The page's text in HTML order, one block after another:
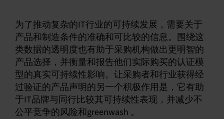
为了推动复杂的IT行业的可持续发展，需要关于
产品和制造条件的准确和可比较的信息。围绕这
类数据的透明度也有助于采购机构做出更明智的
产品选择，并衡量和报告他们实际购买的认证模
型的真实可持续性影响。让采购者和行业获得经
过验证的产品声明的另一个积极作用是，它有助
于IT品牌与同行比较其可持续性表现，并减少不
公平竞争的风险和greenwash 。